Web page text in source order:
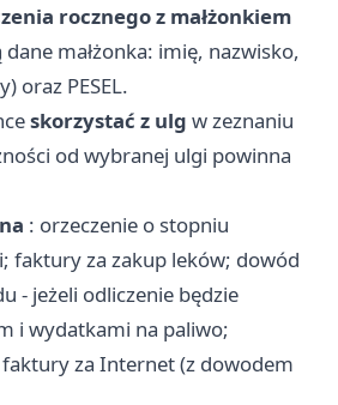
rocznego z małżonkiem
małżonka: imię, nazwisko,
oraz PESEL.
skorzystać z ulg w zeznaniu
od wybranej ulgi powinna
: orzeczenie o stopniu
faktury za zakup leków; dowód
- jeżeli odliczenie będzie
i wydatkami na paliwo;
za Internet (z dowodem